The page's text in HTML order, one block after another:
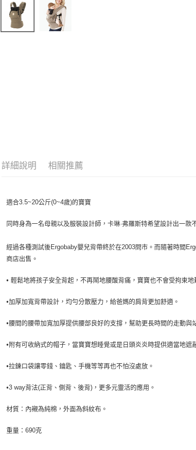
詳細說明 相關推薦
適合3.5~20公斤(0~4歲)的寶寶
同時身為一名母親以及服裝設計師，卡琳·弗羅斯特希望設計出一
經過各種測試後Ergobaby嬰兒背帶終於在2003問市。而隨著時間
商店出售。
• 輕鬆地將孩子安全背起，不再鬧地腰酸背痛，寶寶也不會受拘束地
•加厚加寬背帶設計，均勻分散壓力，給爸媽的肩背更加舒適。
•腰間的腰帶加寬加厚提供腰部良好的支撐，幫助更長時間的走動與
•附有可收納式的帽子，當寶寶想睡覺或是日頭炎炎時提供適當地遮
•拉鍊口袋讓零錢、鑰匙、手機等等再也不怕沒處放。
•3 way背法(正背、側背、後背)，更多元靈活的應用。
材質：內襯為純棉，外面為斜紋布。
重量：690克